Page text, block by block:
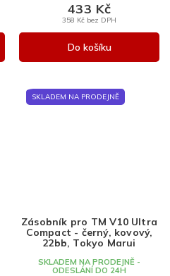
358 Kč bez DPH
433 Kč
Do košíku
SKLADEM NA PRODEJNĚ
Zásobník pro TM V10 Ultra
Compact - černý, kovový,
22bb, Tokyo Marui
SKLADEM NA PRODEJNĚ -
ODESLÁNÍ DO 24H